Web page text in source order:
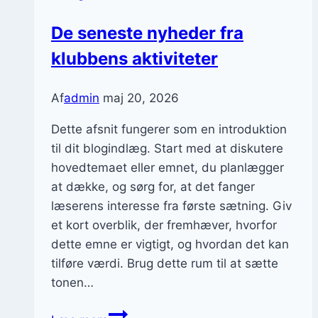
De seneste nyheder fra
klubbens aktiviteter
Afadmin maj 20, 2026
Dette afsnit fungerer som en introduktion
til dit blogindlæg. Start med at diskutere
hovedtemaet eller emnet, du planlægger
at dække, og sørg for, at det fanger
læserens interesse fra første sætning. Giv
et kort overblik, der fremhæver, hvorfor
dette emne er vigtigt, og hvordan det kan
tilføre værdi. Brug dette rum til at sætte
tonen…
De